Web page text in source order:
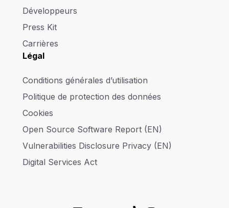
Développeurs
Press Kit
Carrières
Légal
Conditions générales d’utilisation
Politique de protection des données
Cookies
Open Source Software Report (EN)
Vulnerabilities Disclosure Privacy (EN)
Digital Services Act